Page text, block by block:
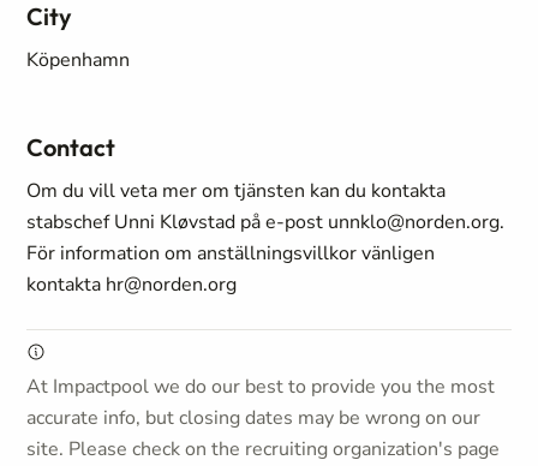
City
Köpenhamn
Contact
Om du vill veta mer om tjänsten kan du kontakta
stabschef Unni Kløvstad på e-post unnklo@norden.org.
För information om anställningsvillkor vänligen
kontakta hr@norden.org
At Impactpool we do our best to provide you the most
accurate info, but closing dates may be wrong on our
site. Please check on the recruiting organization's page